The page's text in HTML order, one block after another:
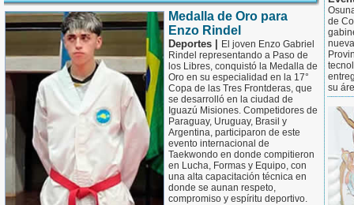
Medalla de Oro para
Enzo Rindel
Deportes |
El joven Enzo Gabriel
Rindel representando a Paso de
los Libres, conquistó la Medalla de
Oro en su especialidad en la 17°
Copa de las Tres Frontderas, que
se desarrolló en la ciudad de
Iguazú Misiones. Competidores de
Paraguay, Uruguay, Brasil y
Argentina, participaron de este
evento internacional de
Taekwondo en donde compitieron
en Lucha, Formas y Equipo, con
una alta capacitación técnica en
donde se aunan respeto,
compromiso y espíritu deportivo.
de
su